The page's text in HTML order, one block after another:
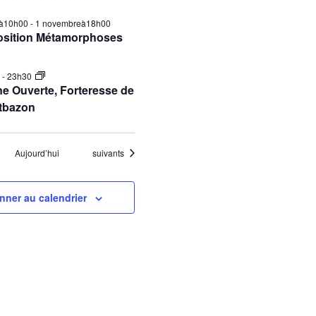
Métamorphoses
- 1 novembreà18h00
Ouverte, Forteresse de
-23h30
Aujourd’hui Évènements
suivants
au calendrier